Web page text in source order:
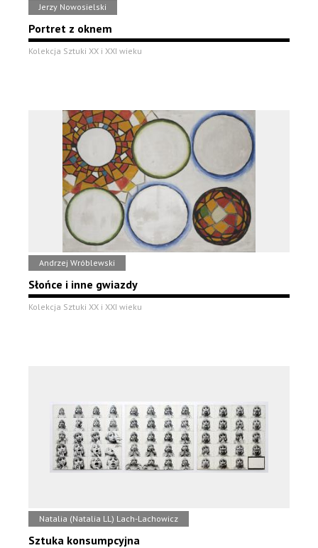
Jerzy Nowosielski
Portret z oknem
Kolekcja Sztuki XX i XXI wieku
Andrzej Wróblewski
Słońce i inne gwiazdy
Kolekcja Sztuki XX i XXI wieku
Natalia (Natalia LL) Lach-Lachowicz
Sztuka konsumpcyjna